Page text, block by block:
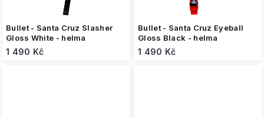
Bullet - Santa Cruz Slasher
Gloss White - helma
1 490 Kč
Bullet - Santa Cruz Eyeball
Gloss Black - helma
1 490 Kč